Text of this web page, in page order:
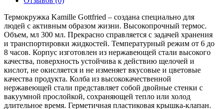
Термокружка Kamille Gottfried – создана специально для
людей с активным образом жизни. Высокопрочный термос.
Объем, мл 300 мл. Прекрасно справляется с задачей хранения
и транспортировки жидкостей. Температурный режим от 6 до
8 часов. Корпус изготовлен из нержавеющей стали высокого
качества, поверхность устойчива к действию щелочей и
кислот, не окисляется и не изменяет вкусовые и цветовые
качества продукта. Колба из высококачественной
нержавеющей стали представляет собой двойные стенки с
вакуумной прослойкой, сохраняющей тепло или холод
длительное время. Герметичная пластиковая крышка-клапан.